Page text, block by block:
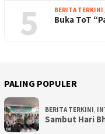
5 BERITA TERKINI,
Buka ToT
PALING POPULER
BERITA TERKINI,
Sambut Hari